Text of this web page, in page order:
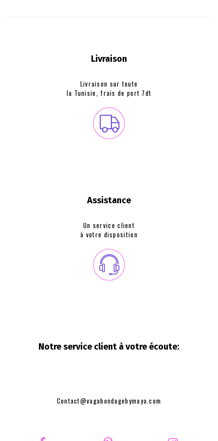
Livraison
Livraison sur toute
la Tunisie, frais de port 7dt
Assistance
Un service client
à votre disposition
Notre service client à votre écoute:
Contact@vagabondagebymaya.com